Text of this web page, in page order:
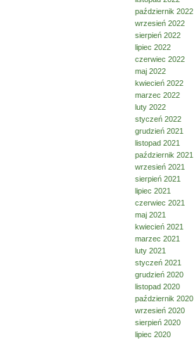
październik 2022
wrzesień 2022
sierpień 2022
lipiec 2022
czerwiec 2022
maj 2022
kwiecień 2022
marzec 2022
luty 2022
styczeń 2022
grudzień 2021
listopad 2021
październik 2021
wrzesień 2021
sierpień 2021
lipiec 2021
czerwiec 2021
maj 2021
kwiecień 2021
marzec 2021
luty 2021
styczeń 2021
grudzień 2020
listopad 2020
październik 2020
wrzesień 2020
sierpień 2020
lipiec 2020